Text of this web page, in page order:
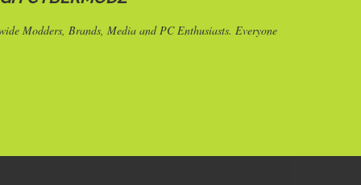
Modders, Brands, Media and PC Enthusiasts. Everyone